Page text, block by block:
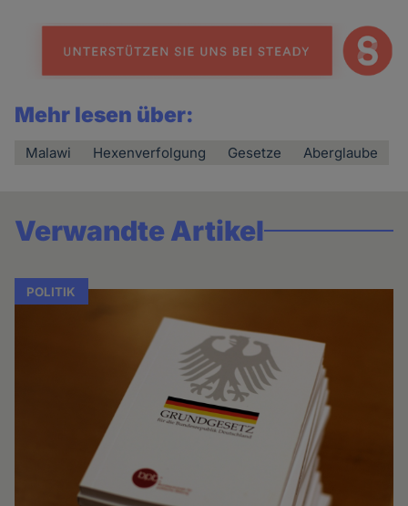
Mehr lesen über:
Malawi Hexenverfolgung Gesetze Aberglaube
Verwandte Artikel
POLITIK